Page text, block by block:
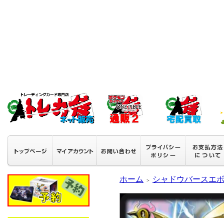
ホーム ＞ シャドウバースエ